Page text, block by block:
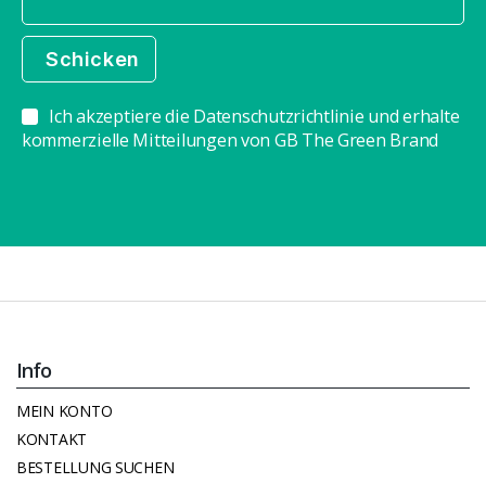
Ich akzeptiere die Datenschutzrichtlinie und erhalte
kommerzielle Mitteilungen von GB The Green Brand
Info
MEIN KONTO
KONTAKT
BESTELLUNG SUCHEN